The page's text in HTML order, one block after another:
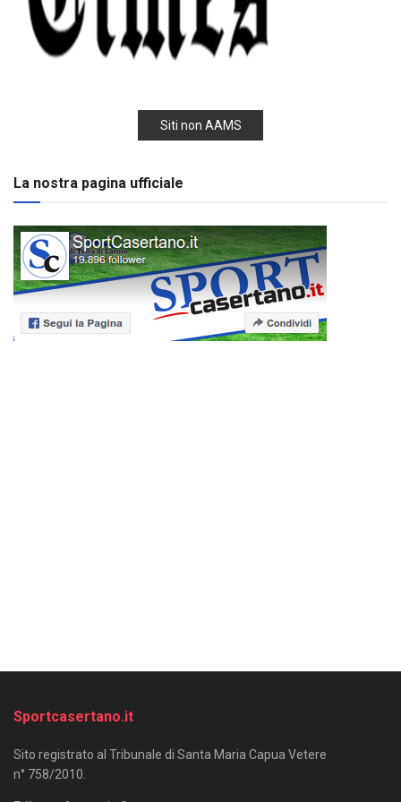
Siti non AAMS
La nostra pagina ufficiale
Sportcasertano.it
Sito registrato al Tribunale di Santa Maria Capua Vetere
n° 758/2010.